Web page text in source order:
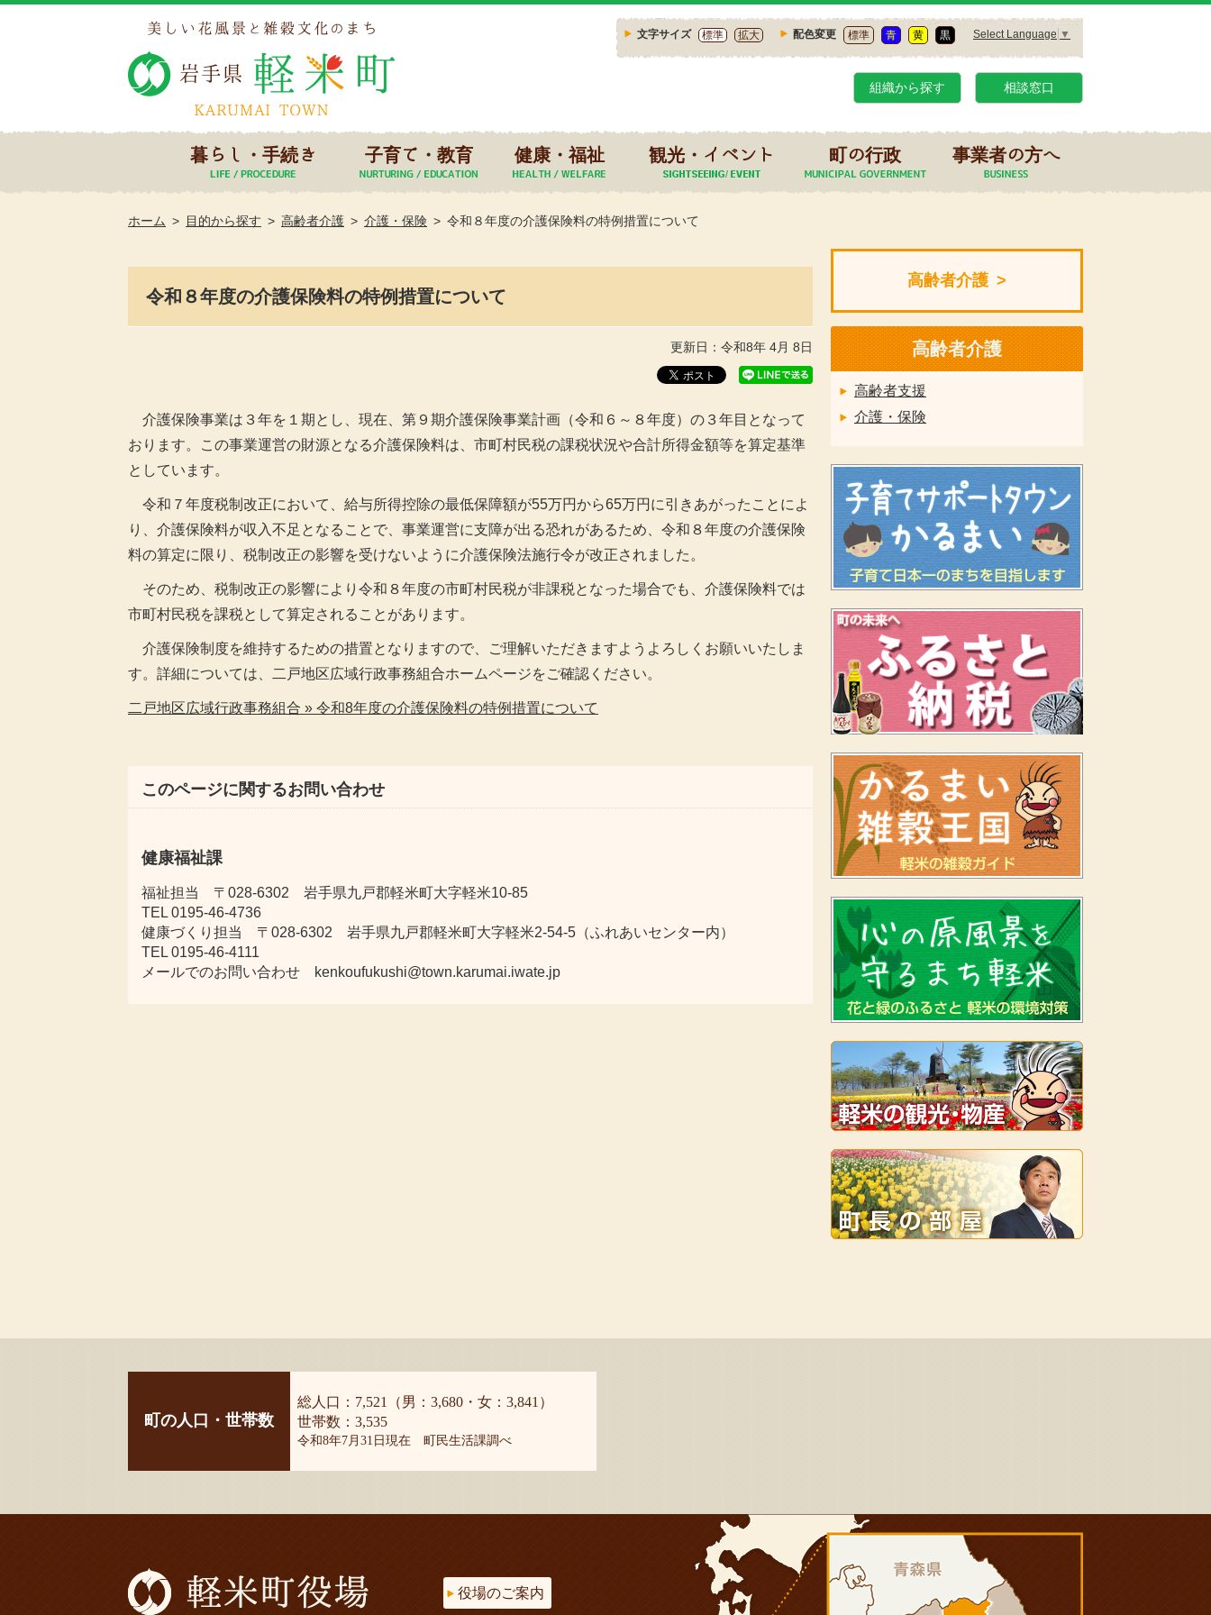
文字サイズ 標準 拡大 配色変更 標準 青 黄 黒 Select Language ▼
組織から探す 相談窓口
暮らし・手続き 子育て・教育 健康・福祉 観光・イベント 町の行政 事業者の方へ
ホーム 目的から探す 高齢者介護 介護・保険 令和８年度の介護保険料の特例措置について
令和８年度の介護保険料の特例措置について
更新日：令和8年 4月 8日
介護保険事業は３年を１期とし、現在、第９期介護保険事業計画（令和６～８年度）の３年目となって
おります。この事業運営の財源となる介護保険料は、市町村民税の課税状況や合計所得金額等を算定基準
としています。
令和７年度税制改正において、給与所得控除の最低保障額が55万円から65万円に引きあがったことによ
り、介護保険料が収入不足となることで、事業運営に支障が出る恐れがあるため、令和８年度の介護保険
料の算定に限り、税制改正の影響を受けないように介護保険法施行令が改正されました。
そのため、税制改正の影響により令和８年度の市町村民税が非課税となった場合でも、介護保険料では
市町村民税を課税として算定されることがあります。
介護保険制度を維持するための措置となりますので、ご理解いただきますようよろしくお願いいたしま
す。詳細については、二戸地区広域行政事務組合ホームページをご確認ください。
二戸地区広域行政事務組合 » 令和8年度の介護保険料の特例措置について
このページに関するお問い合わせ
健康福祉課
福祉担当 〒028-6302 岩手県九戸郡軽米町大字軽米10-85
TEL 0195-46-4736
健康づくり担当 〒028-6302 岩手県九戸郡軽米町大字軽米2-54-5（ふれあいセンター内）
TEL 0195-46-4111
メールでのお問い合わせ kenkoufukushi@town.karumai.iwate.jp
高齢者介護
高齢者介護
高齢者支援
介護・保険
町の人口・世帯数
総人口：7,521（男：3,680・女：3,841）
世帯数：3,535
令和8年7月31日現在 町民生活課調べ
役場のご案内